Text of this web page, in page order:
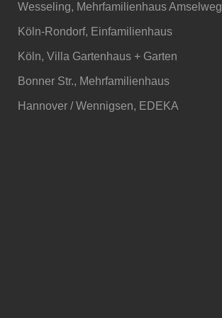
Wesseling, Mehrfamilienhaus Amselweg
Köln-Rondorf, Einfamilienhaus
Köln, Villa Gartenhaus + Garten
Bonner Str., Mehrfamilienhaus
Hannover / Wennigsen, EDEKA